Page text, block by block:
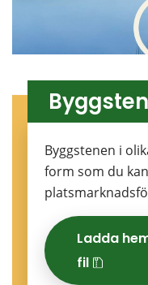
Byggstenen i
form som du
Ladda
fil